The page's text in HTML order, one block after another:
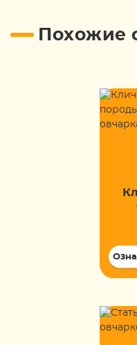
Похожие